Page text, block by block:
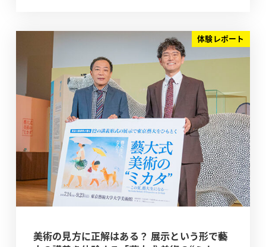
体験レポート
美術の見方に正解はある？ 展示という形で藝